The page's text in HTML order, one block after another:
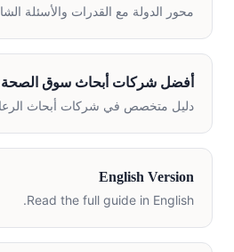
محور الدولة مع القدرات والأسئلة
أفضل شركات أبحاث سوق الصحة
دليل متخصص في شركات أبحاث
English Version
Read the full guide in English.